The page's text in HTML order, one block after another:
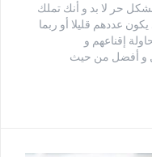
حر لا بد و أنك تملك
عددهم قليلا أو ربما
إقناعهم و
و أفضل من حيث